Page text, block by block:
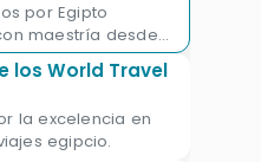
como
,las
otras. También
puedes
cruceros por el
por Egipto
maestría desde
los World Travel
la excelencia en
egipcio.